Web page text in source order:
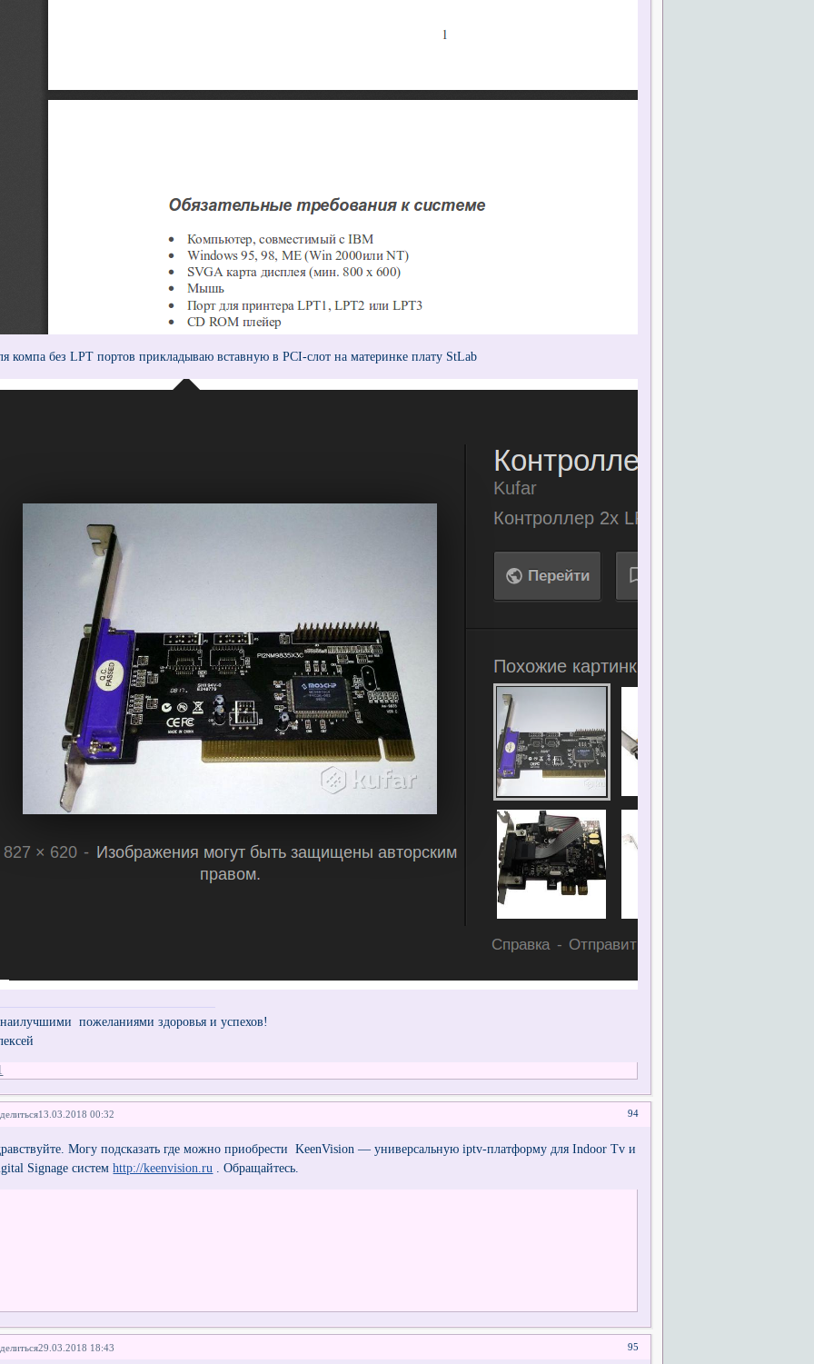
компа без LPT портов прикладываю вставную в PCI-слот на материнке плату StLab
пожеланиями здоровья и успехов!
94
13.03.2018 00:32
Могу подсказать где можно приобрести KeenVision — универсальную iptv-платформу для Indoor Tv и
Signage системhttp://keenvision.ru . Обращайтесь.
95
29.03.2018 18:43